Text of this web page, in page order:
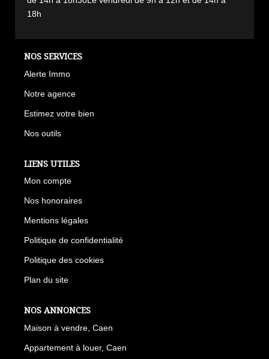
18h
NOS SERVICES
Alerte Immo
Notre agence
Estimez votre bien
Nos outils
LIENS UTILES
Mon compte
Nos honoraires
Mentions légales
Politique de confidentialité
Politique des cookies
Plan du site
NOS ANNONCES
Maison à vendre, Caen
Appartement à louer, Caen